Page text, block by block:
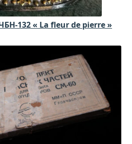
132 « La fleur de pierre »